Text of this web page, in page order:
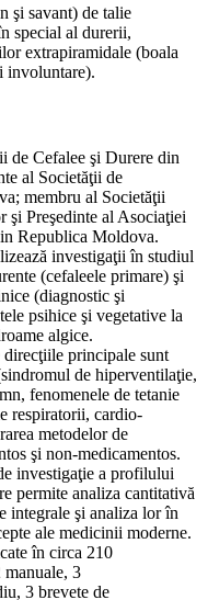
şi savant) de talie
special al durerii,
extrapiramidale (boala
involuntare).
de Cefalee şi Durere din
al Societăţii de
membru al Societăţii
şi Preşedinte al Asociaţiei
Republica Moldova.
investigaţii în studiul
(cefaleele primare) şi
(diagnostic şi
psihice şi vegetative la
algice.
principale sunt
de hiperventilaţie,
fenomenele de tetanie
respiratorii, cardio-
metodelor de
şi non-medicamentos.
investigaţie a profilului
permite analiza cantitativă
integrale şi analiza lor în
ale medicinii moderne.
în circa 210
3
3 brevete de